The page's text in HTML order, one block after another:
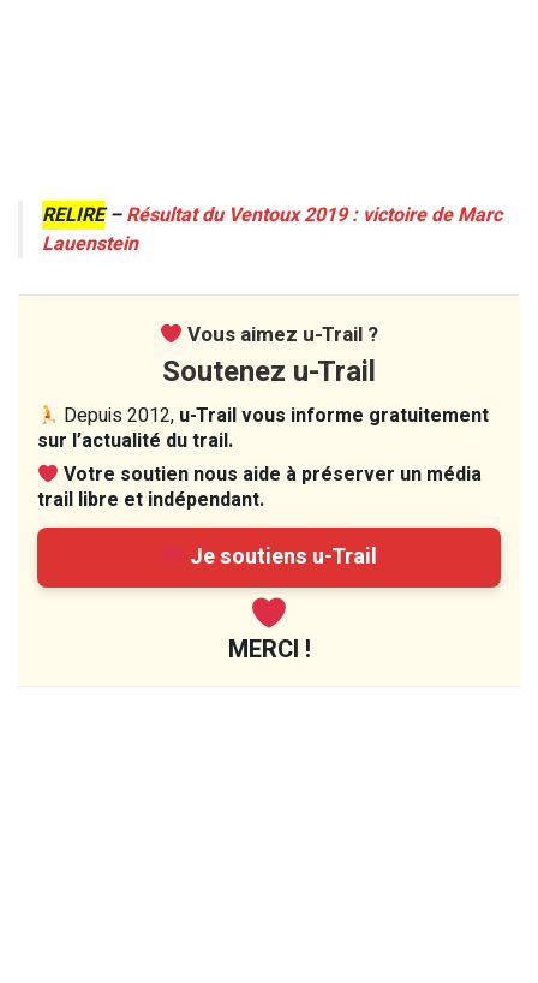
RELIRE–Résultat du Ventoux 2019 : victoire de Marc
Lauenstein
Vous aimez u-Trail ?
Soutenez u-Trail
Depuis 2012, u-Trail vous informe gratuitement
sur l’actualité du trail.
Votre soutien nous aide à préserver un média
trail libre et indépendant.
Je soutiens u-Trail
MERCI !